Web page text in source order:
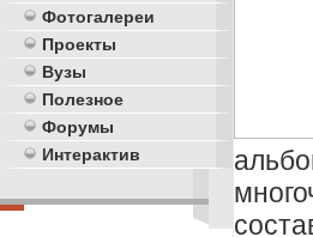
Фотогалереи
Проекты
Вузы
Полезное
Форумы
Интерактив